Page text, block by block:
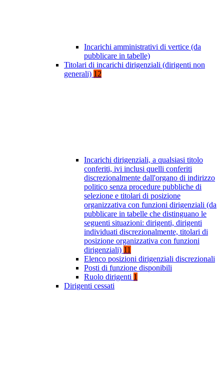
Incarichi amministrativi di vertice (da
pubblicare in tabelle)
Titolari di incarichi dirigenziali (dirigenti non
generali) 12
Incarichi dirigenziali, a qualsiasi titolo
conferiti, ivi inclusi quelli conferiti
discrezionalmente dall'organo di indirizzo
politico senza procedure pubbliche di
selezione e titolari di posizione
organizzativa con funzioni dirigenziali (da
pubblicare in tabelle che distinguano le
seguenti situazioni: dirigenti, dirigenti
individuati discrezionalmente, titolari di
posizione organizzativa con funzioni
dirigenziali) 11
Elenco posizioni dirigenziali discrezionali
Posti di funzione disponibili
Ruolo dirigenti 1
Dirigenti cessati